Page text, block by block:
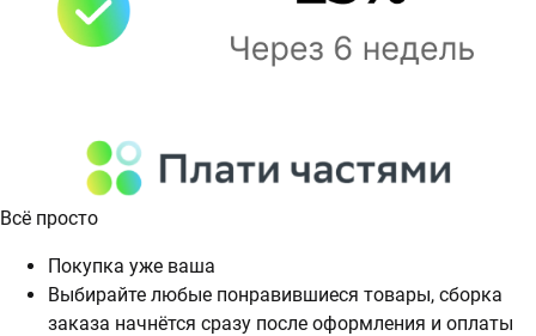
Всё просто
Покупка уже ваша
Выбирайте любые понравившиеся товары, сборка
заказа начнётся сразу после оформления и оплаты